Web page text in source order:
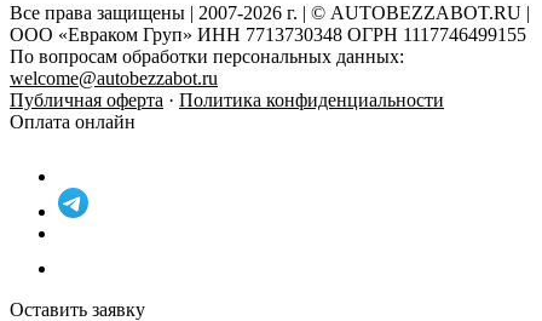
Все права защищены | 2007-2026 г. | © AUTOBEZZABOT.RU |
ООО «Евраком Груп» ИНН 7713730348 ОГРН 1117746499155
По вопросам обработки персональных данных:
welcome@autobezzabot.ru
Публичная оферта · Политика конфиденциальности
Оплата онлайн
Оставить заявку